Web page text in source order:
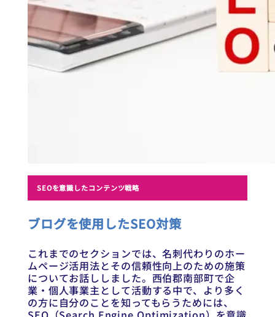
SEOを意識したコンテンツ戦略
ブログを使用したSEO対策
これまでのセクションでは、名刺代わりのホー
ムページ活用法とその信頼性向上のための施策
についてお話ししました。西伯郡南部町で企
業・個人事業主として活動する中で、より多く
の方に自分のことを知ってもらうためには、